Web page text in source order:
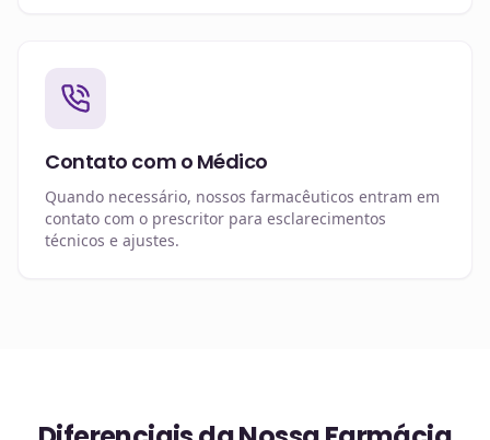
Contato com o Médico
Quando necessário, nossos farmacêuticos entram em
contato com o prescritor para esclarecimentos
técnicos e ajustes.